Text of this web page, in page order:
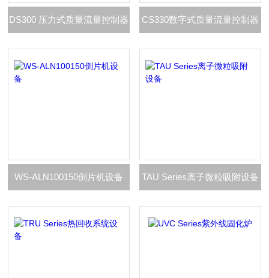
DS300 压力式质量流量控制器 CS330数字式质量流量控制器
WS-ALN100150倒片机设备 TAU Series离子微粒吸附设备